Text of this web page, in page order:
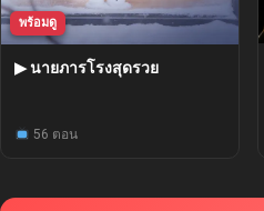
พร้อมดู
▶ นายภารโรงสุดรวย
56 ตอน